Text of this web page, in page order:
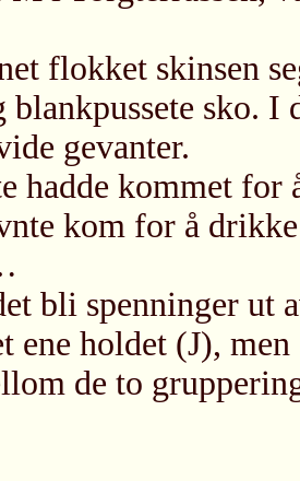
flokket skinsen
blankpussete sko.
gevanter.
hadde kommet
kom for å
bli spenninger ut
ene holdet (J),
de to